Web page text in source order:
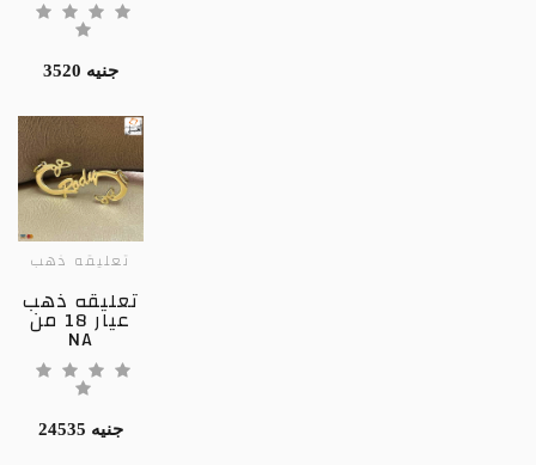
3520 جنيه
تعليقه ذهب
تعليقه ذهب
عيار 18 من
NA
24535 جنيه